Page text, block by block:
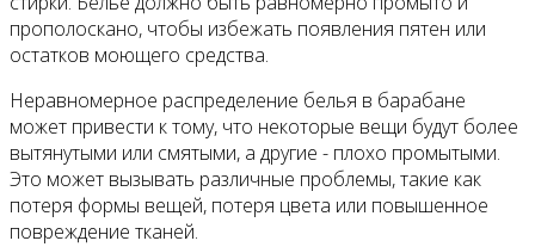
прополоскано, чтобы избежать появления пятен или
остатков моющего средства.
Неравномерное распределение белья в барабане
может привести к тому, что некоторые вещи будут более
вытянутыми или смятыми, а другие - плохо промытыми.
Это может вызывать различные проблемы, такие как
потеря формы вещей, потеря цвета или повышенное
повреждение тканей.